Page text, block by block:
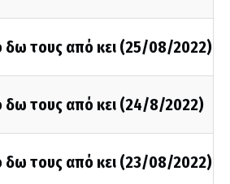
δω τους από κει (25/08/2022)
δω τους από κει (24/8/2022)
δω τους από κει (23/08/2022)